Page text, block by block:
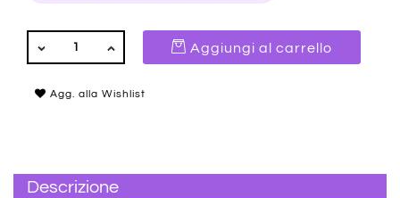
QUANTITÀ
Aggiungi al carrello
Agg. alla Wishlist
Descrizione